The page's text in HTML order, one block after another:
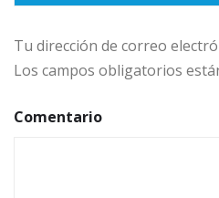
Tu dirección de correo
Los campos obligatorios
Comentario